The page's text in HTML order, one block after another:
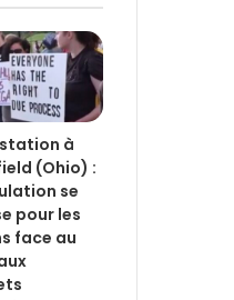
à
(Ohio) :
se
pour les
face au